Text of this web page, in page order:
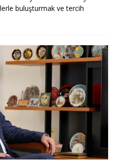
buluşturmak ve tercih